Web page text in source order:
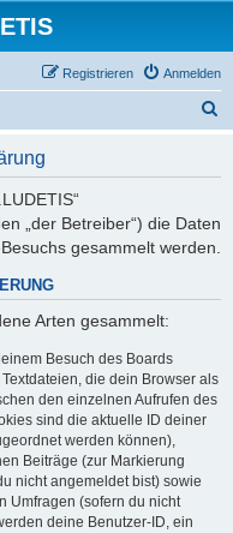
Anmelden
Registrieren
„der Betreiber“) die Daten
gesammelt werden.
Arten gesammelt:
Besuch des Boards
die dein Browser als
den einzelnen Aufrufen des
sind die aktuelle ID deiner
werden können),
Beiträge (zur Markierung
nicht angemeldet bist) sowie
Umfragen (sofern du nicht
deine Benutzer-ID, ein